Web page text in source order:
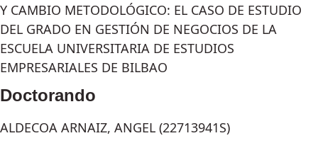
Y CAMBIO METODOLÓGICO: EL CASO DE ESTUDIO
DEL GRADO EN GESTIÓN DE NEGOCIOS DE LA
ESCUELA UNIVERSITARIA DE ESTUDIOS
EMPRESARIALES DE BILBAO
Doctorando
ALDECOA ARNAIZ, ANGEL (22713941S)